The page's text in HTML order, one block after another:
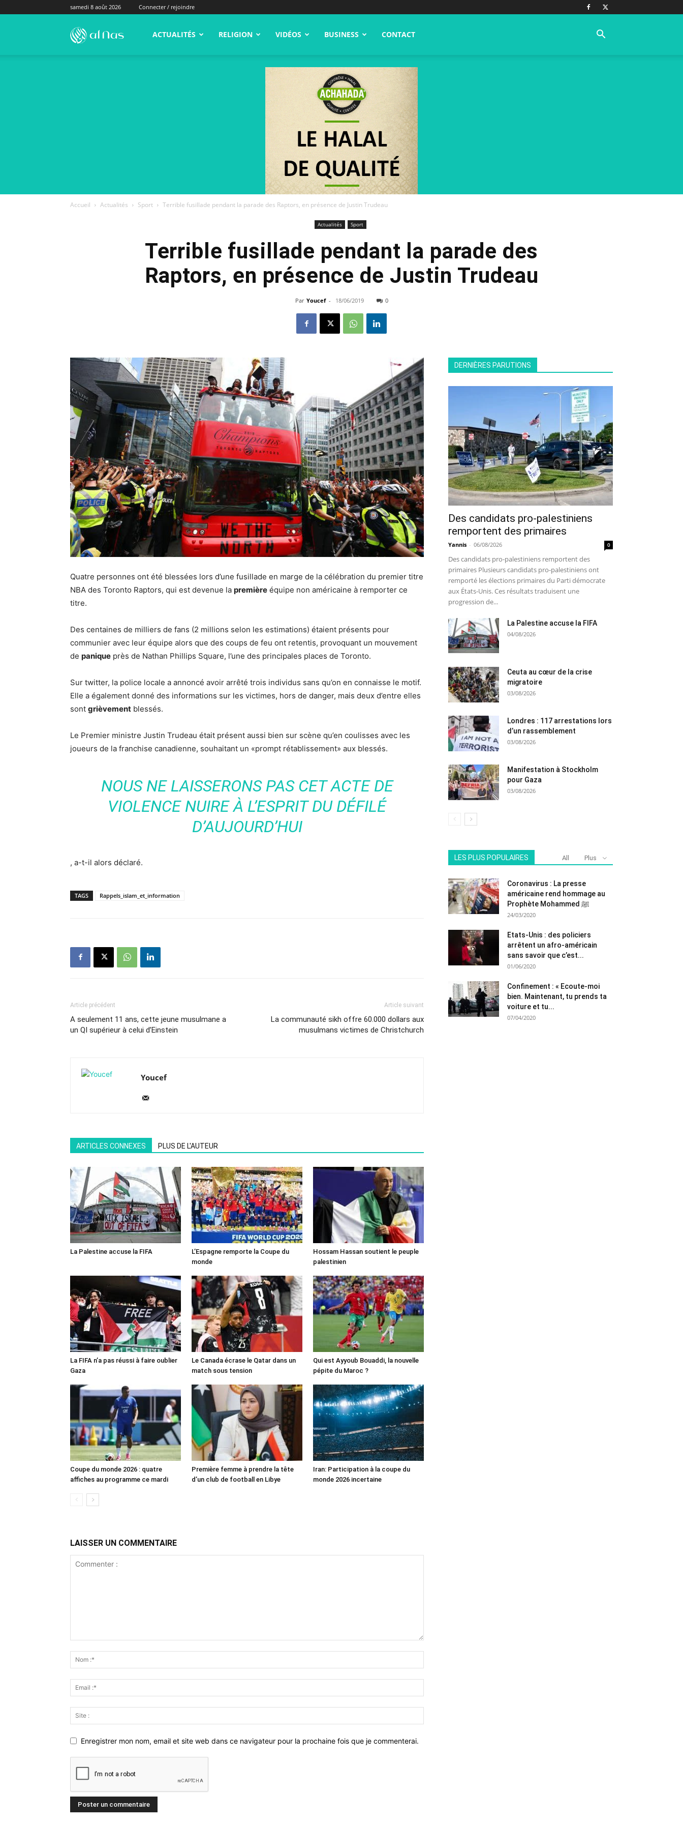
samedi 8 août 2026 Connecter / rejoindre
alNas.fr ACTUALITÉS RELIGION VIDÉOS BUSINESS CONTACT
Accueil Actualités Sport Terrible fusillade pendant la parade des Raptors, en présence de Justin Trudeau
Actualités Sport
Terrible fusillade pendant la parade des
Raptors, en présence de Justin Trudeau
Par Youcef - 18/06/2019 0
Quatre personnes ont été blessées lors d’une fusillade en marge de la célébration du premier titre
NBA des Toronto Raptors, qui est devenue la première équipe non américaine à remporter ce
titre.
Des centaines de milliers de fans (2 millions selon les estimations) étaient présents pour
communier avec leur équipe alors que des coups de feu ont retentis, provoquant un mouvement
de panique près de Nathan Phillips Square, l’une des principales places de Toronto.
Sur twitter, la police locale a annoncé avoir arrêté trois individus sans qu’on en connaisse le motif.
Elle a également donné des informations sur les victimes, hors de danger, mais deux d’entre elles
sont grièvement blessés.
Le Premier ministre Justin Trudeau était présent aussi bien sur scène qu’en coulisses avec les
joueurs de la franchise canadienne, souhaitant un «prompt rétablissement» aux blessés.
NOUS NE LAISSERONS PAS CET ACTE DE
VIOLENCE NUIRE À L’ESPRIT DU DÉFILÉ
D’AUJOURD’HUI
, a-t-il alors déclaré.
TAGS Rappels_islam_et_information
Article précédent
A seulement 11 ans, cette jeune musulmane a
un QI supérieur à celui d’Einstein
Article suivant
La communauté sikh offre 60.000 dollars aux
musulmans victimes de Christchurch
Youcef
ARTICLES CONNEXES PLUS DE L'AUTEUR
La Palestine accuse la FIFA
L’Espagne remporte la Coupe du
monde
Hossam Hassan soutient le peuple
palestinien
La FIFA n’a pas réussi à faire oublier
Gaza
Le Canada écrase le Qatar dans un
match sous tension
Qui est Ayyoub Bouaddi, la nouvelle
pépite du Maroc ?
Coupe du monde 2026 : quatre
affiches au programme ce mardi
Première femme à prendre la tête
d’un club de football en Libye
Iran: Participation à la coupe du
monde 2026 incertaine
LAISSER UN COMMENTAIRE
Enregistrer mon nom, email et site web dans ce navigateur pour la prochaine fois que je commenterai.
DERNIÈRES PARUTIONS
Des candidats pro-palestiniens
remportent des primaires
Yannis - 06/08/2026 0
Des candidats pro-palestiniens remportent des
primaires Plusieurs candidats pro-palestiniens ont
remporté les élections primaires du Parti démocrate
aux États-Unis. Ces résultats traduisent une
progression de...
La Palestine accuse la FIFA
04/08/2026
Ceuta au cœur de la crise
migratoire
03/08/2026
Londres : 117 arrestations lors
d’un rassemblement
03/08/2026
Manifestation à Stockholm
pour Gaza
03/08/2026
LES PLUS POPULAIRES All Plus
Coronavirus : La presse
américaine rend hommage au
Prophète Mohammed ﷺ
24/03/2020
Etats-Unis : des policiers
arrêtent un afro-américain
sans savoir que c’est...
01/06/2020
Confinement : « Ecoute-moi
bien. Maintenant, tu prends ta
voiture et tu...
07/04/2020